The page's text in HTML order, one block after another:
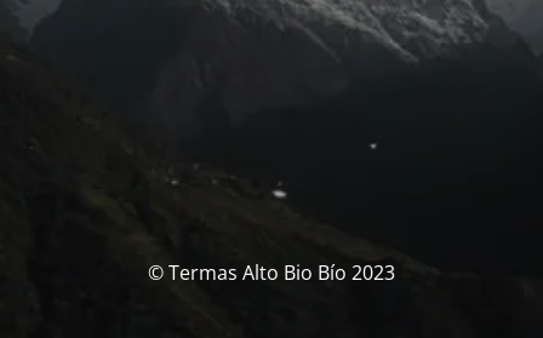
© Termas Alto Bio Bío 2023